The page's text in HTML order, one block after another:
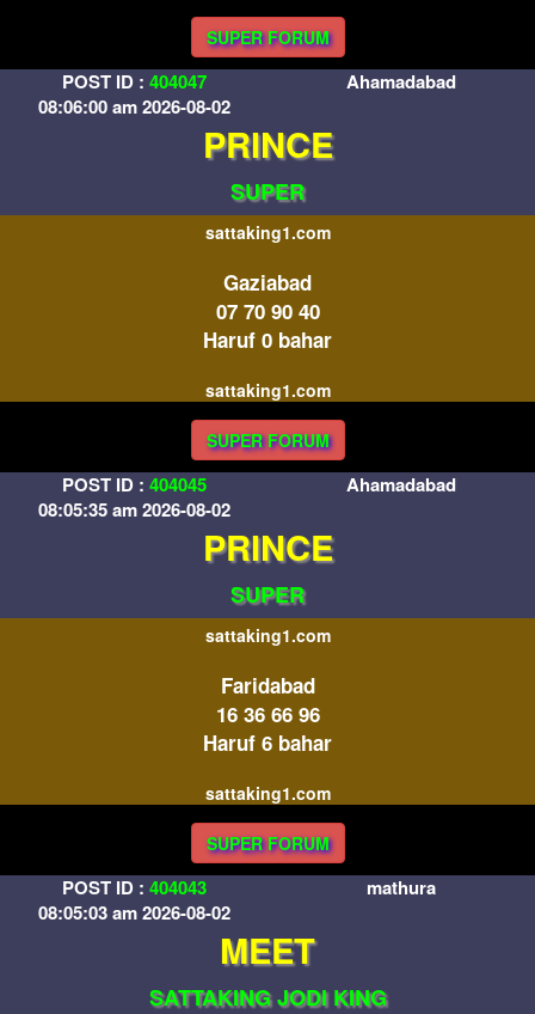
SUPER FORUM
POST ID : 404047
08:06:00 am 2026-08-02
Ahamadabad
PRINCE
SUPER
sattaking1.com
Gaziabad
07 70 90 40
Haruf 0 bahar
sattaking1.com
SUPER FORUM
POST ID : 404045
08:05:35 am 2026-08-02
Ahamadabad
PRINCE
SUPER
sattaking1.com
Faridabad
16 36 66 96
Haruf 6 bahar
sattaking1.com
SUPER FORUM
POST ID : 404043
08:05:03 am 2026-08-02
mathura
MEET
SATTAKING JODI KING